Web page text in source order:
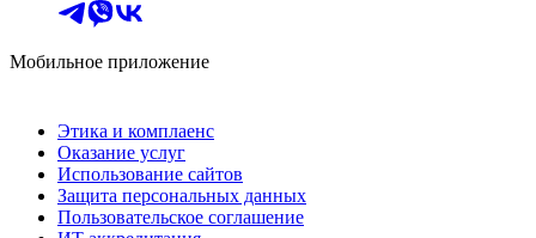
Мобильное приложение
Этика и комплаенс
Оказание услуг
Использование сайтов
Защита персональных данных
Пользовательское соглашение